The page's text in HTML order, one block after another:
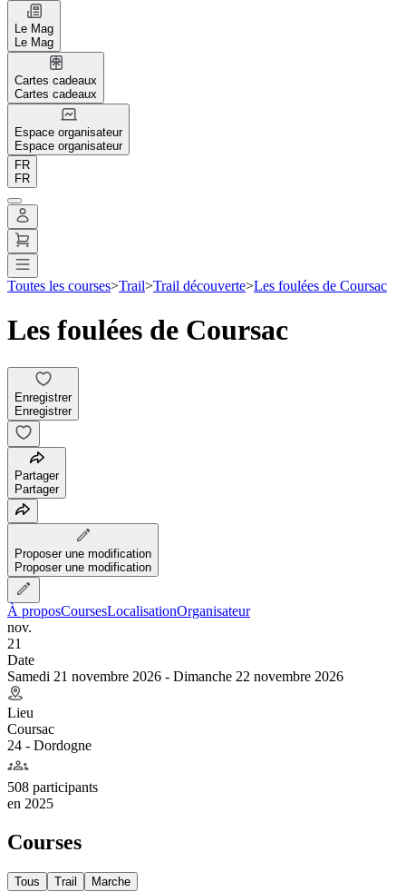
Le Mag
Le Mag
Cartes cadeaux
Cartes cadeaux
Espace organisateur
Espace organisateur
FR
FR
Toutes les courses>Trail>Trail découverte>Les foulées de Coursac
Les foulées de Coursac
Enregistrer
Enregistrer
Partager
Partager
Proposer une modification
Proposer une modification
À proposCoursesLocalisationOrganisateur
nov.
21
Date
Samedi 21 novembre 2026 - Dimanche 22 novembre 2026
Lieu
Coursac
24 - Dordogne
508 participants
en 2025
Courses
Tous Trail Marche